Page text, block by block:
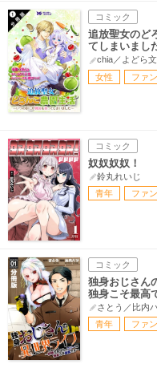
コミック
追放聖女のど
てしまいまし
chia／よどら
女性
ファ
コミック
奴奴奴奴！
鈴丸れいじ
青年
ファ
コミック
独身おじさん
独身こそ最高
さとう／比内
青年
ファ